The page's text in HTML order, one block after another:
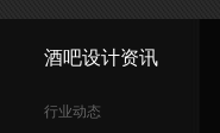
酒吧设计资讯
行业动态